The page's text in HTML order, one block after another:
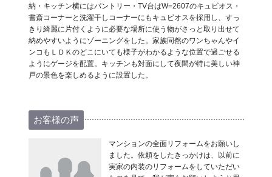
納・キッチン横にはパントリー・TV台はW=2607のキュビオス・
書斎コーナーと洗濯干しコーナーにもキュビオスを採用し、すっ
きり綺麗に片付くように必要な場所に使う物がさっと取り出せて
納めやすいようにゾーニングをした。家族同然のワンちゃんやイ
ンコもＬＤＫのどこにいても様子がわかるような位置で過ごせる
ようにゲージを配置。キッチンも対面にして夜間が特に美しい神
戸の景色を楽しめるように設置した。
お客様の声
マンションの全面リフォームをお願いし
ました。依頼をしたきっかけは、以前に
実家の内装のリフォームをしていただい